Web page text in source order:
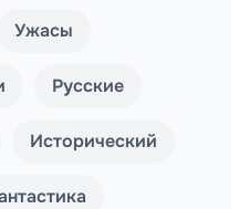
Ужасы
Русские
Исторический